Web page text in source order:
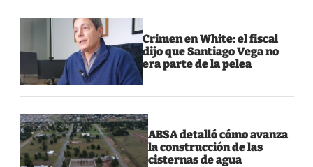
Crimen en White: el fiscal
dijo que Santiago Vega no
era parte de la pelea
ABSA detalló cómo avanza
la construcción de las
cisternas de agua